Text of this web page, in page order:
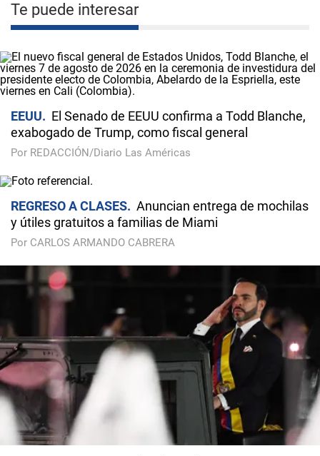
Te puede interesar
EEUU
El Senado de EEUU confirma a Todd Blanche,
exabogado de Trump, como fiscal general
Por REDACCIÓN/Diario Las Américas
REGRESO A CLASES
Anuncian entrega de mochilas
y útiles gratuitos a familias de Miami
Por CARLOS ARMANDO CABRERA